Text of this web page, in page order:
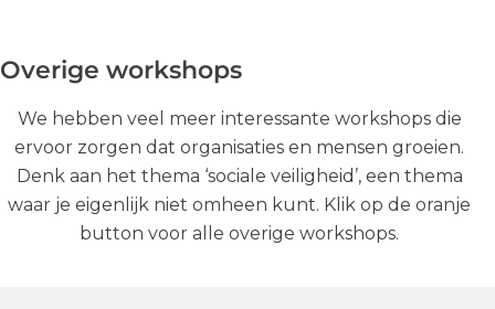
Overige workshops
We hebben veel meer interessante workshops die
ervoor zorgen dat organisaties en mensen groeien.
Denk aan het thema ‘sociale veiligheid’, een thema
waar je eigenlijk niet omheen kunt. Klik op de oranje
button voor alle overige workshops.